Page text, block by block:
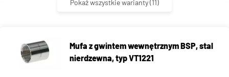
Pokaż wszystkie warianty(11)
Mufa z gwintem wewnętrznym BSP, stal
nierdzewna, typ VT1221